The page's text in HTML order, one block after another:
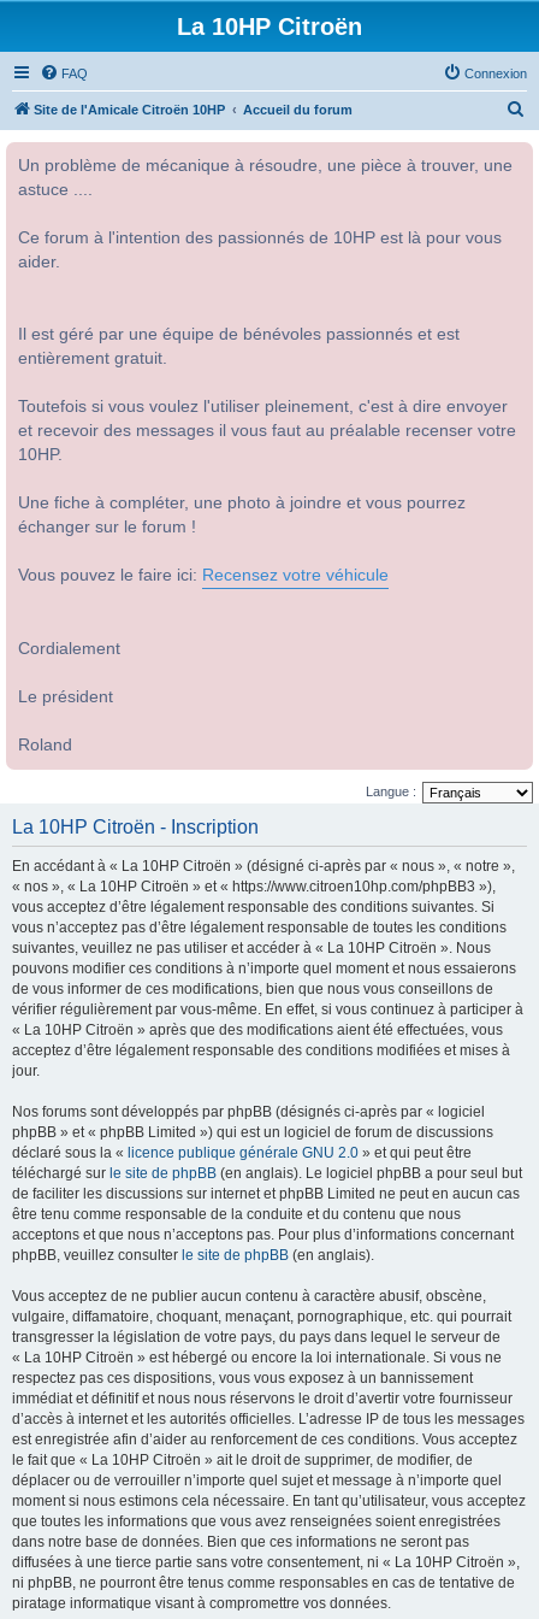
La 10HP Citroën
FAQ Connexion
Site de l'Amicale Citroën 10HP Accueil du forum
Un problème de mécanique à résoudre, une pièce à trouver, une
astuce ....
Ce forum à l'intention des passionnés de 10HP est là pour vous
aider.
Il est géré par une équipe de bénévoles passionnés et est
entièrement gratuit.
Toutefois si vous voulez l'utiliser pleinement, c'est à dire envoyer
et recevoir des messages il vous faut au préalable recenser votre
10HP.
Une fiche à compléter, une photo à joindre et vous pourrez
échanger sur le forum !
Vous pouvez le faire ici: Recensez votre véhicule
Cordialement
Le président
Roland
Langue :
La 10HP Citroën - Inscription
En accédant à « La 10HP Citroën » (désigné ci-après par « nous », « notre »,
« nos », « La 10HP Citroën » et « https://www.citroen10hp.com/phpBB3 »),
vous acceptez d’être légalement responsable des conditions suivantes. Si
vous n’acceptez pas d’être légalement responsable de toutes les conditions
suivantes, veuillez ne pas utiliser et accéder à « La 10HP Citroën ». Nous
pouvons modifier ces conditions à n’importe quel moment et nous essaierons
de vous informer de ces modifications, bien que nous vous conseillons de
vérifier régulièrement par vous-même. En effet, si vous continuez à participer à
« La 10HP Citroën » après que des modifications aient été effectuées, vous
acceptez d’être légalement responsable des conditions modifiées et mises à
jour.
Nos forums sont développés par phpBB (désignés ci-après par « logiciel
phpBB » et « phpBB Limited ») qui est un logiciel de forum de discussions
déclaré sous la « licence publique générale GNU 2.0 » et qui peut être
téléchargé sur le site de phpBB (en anglais). Le logiciel phpBB a pour seul but
de faciliter les discussions sur internet et phpBB Limited ne peut en aucun cas
être tenu comme responsable de la conduite et du contenu que nous
acceptons et que nous n’acceptons pas. Pour plus d’informations concernant
phpBB, veuillez consulter le site de phpBB (en anglais).
Vous acceptez de ne publier aucun contenu à caractère abusif, obscène,
vulgaire, diffamatoire, choquant, menaçant, pornographique, etc. qui pourrait
transgresser la législation de votre pays, du pays dans lequel le serveur de
« La 10HP Citroën » est hébergé ou encore la loi internationale. Si vous ne
respectez pas ces dispositions, vous vous exposez à un bannissement
immédiat et définitif et nous nous réservons le droit d’avertir votre fournisseur
d’accès à internet et les autorités officielles. L’adresse IP de tous les messages
est enregistrée afin d’aider au renforcement de ces conditions. Vous acceptez
le fait que « La 10HP Citroën » ait le droit de supprimer, de modifier, de
déplacer ou de verrouiller n’importe quel sujet et message à n’importe quel
moment si nous estimons cela nécessaire. En tant qu’utilisateur, vous acceptez
que toutes les informations que vous avez renseignées soient enregistrées
dans notre base de données. Bien que ces informations ne seront pas
diffusées à une tierce partie sans votre consentement, ni « La 10HP Citroën »,
ni phpBB, ne pourront être tenus comme responsables en cas de tentative de
piratage informatique visant à compromettre vos données.